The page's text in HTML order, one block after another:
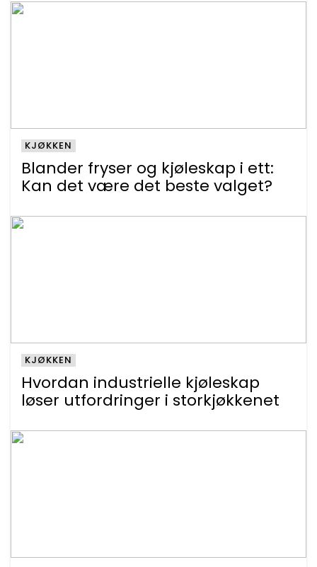
Blander fryser og kjøleskap i ett:
Kan det være det beste valget?
KJØKKEN
Hvordan industrielle kjøleskap
løser utfordringer i storkjøkkenet
KJØKKEN